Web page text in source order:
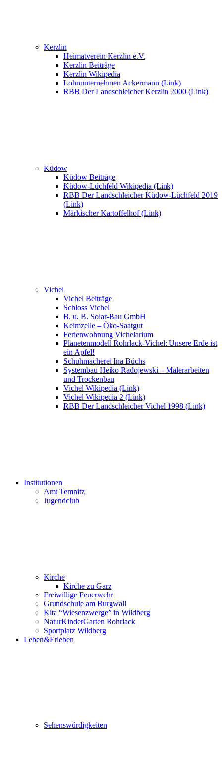
Kerzlin
Heimatverein Kerzlin e.V.
Kerzlin Beiträge
Kerzlin Wikipedia
Lohnunternehmen Ackermann (Link)
RBB Der Landschleicher Kerzlin 2000 (Link)
Küdow
Küdow Beiträge
Küdow-Lüchfeld Wikipedia (Link)
RBB Der Landschleicher Küdow-Lüchfeld 2019
(Link)
Märkischer Kartoffelhof (Link)
Vichel
Vichel Beiträge
Schloss Vichel
B. u. B. Solar-Bau GmbH
Keimzelle – Öko-Saatgut
Ferienwohnung Vichelarium
Planetenmodell Rohrlack-Vichel: Unsere Erde ist
ein Apfel!
Schuhmacherei Ina Büchs
Systembau Heiko Radojewski – Malerarbeiten
und Trockenbau
Vichel Wikipedia (Link)
Vichel Wikipedia 2 (Link)
RBB Der Landschleicher Vichel 1998 (Link)
Institutionen
Amt Temnitz
Jugendclub
Kirche
Kirche zu Garz
Freiwillige Feuerwehr
Grundschule am Burgwall
Kita “Wiesenzwerge” in Wildberg
NaturKinderGarten Rohrlack
Sportplatz Wildberg
Leben&Erleben
Sehenswürdigkeiten